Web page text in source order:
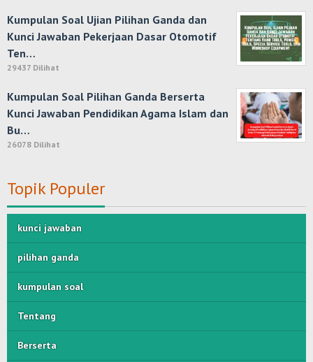
Kumpulan Soal Ujian Pilihan Ganda dan
Kunci Jawaban Pekerjaan Dasar Otomotif
Ten…
29437 Dilihat
Kumpulan Soal Pilihan Ganda Berserta
Kunci Jawaban Pendidikan Agama Islam dan
Bu…
26078 Dilihat
Topik Populer
kunci jawaban
pilihan ganda
kumpulan soal
Tentang
Berserta